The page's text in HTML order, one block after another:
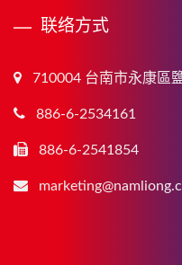
联络方式
710004 台南市永康區
886-6-2534161
886-6-2541854